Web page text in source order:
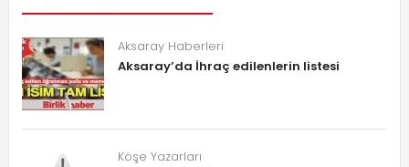
Aksaray Haberleri
Aksaray’da İhraç edilenlerin listesi
Köşe Yazarları